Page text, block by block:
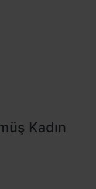
Kadın